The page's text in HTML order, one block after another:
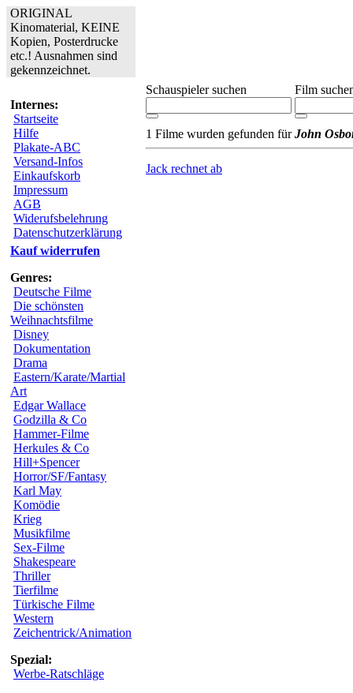
ORIGINAL
Kinomaterial, KEINE
Kopien, Posterdrucke
etc.! Ausnahmen sind
gekennzeichnet.
Internes:
Startseite
Hilfe
Plakate-ABC
Versand-Infos
Einkaufskorb
Impressum
AGB
Widerufsbelehrung
Datenschutzerklärung
Kauf widerrufen
Genres:
Deutsche Filme
Die schönsten
Weihnachtsfilme
Disney
Dokumentation
Drama
Eastern/Karate/Martial
Art
Edgar Wallace
Godzilla & Co
Hammer-Filme
Herkules & Co
Hill+Spencer
Horror/SF/Fantasy
Karl May
Komödie
Krieg
Musikfilme
Sex-Filme
Shakespeare
Thriller
Tierfilme
Türkische Filme
Western
Zeichentrick/Animation
Spezial:
Werbe-Ratschläge
Schauspieler suchen Film
1 Filme wurden gefunden fürJohn
Jack rechnet ab